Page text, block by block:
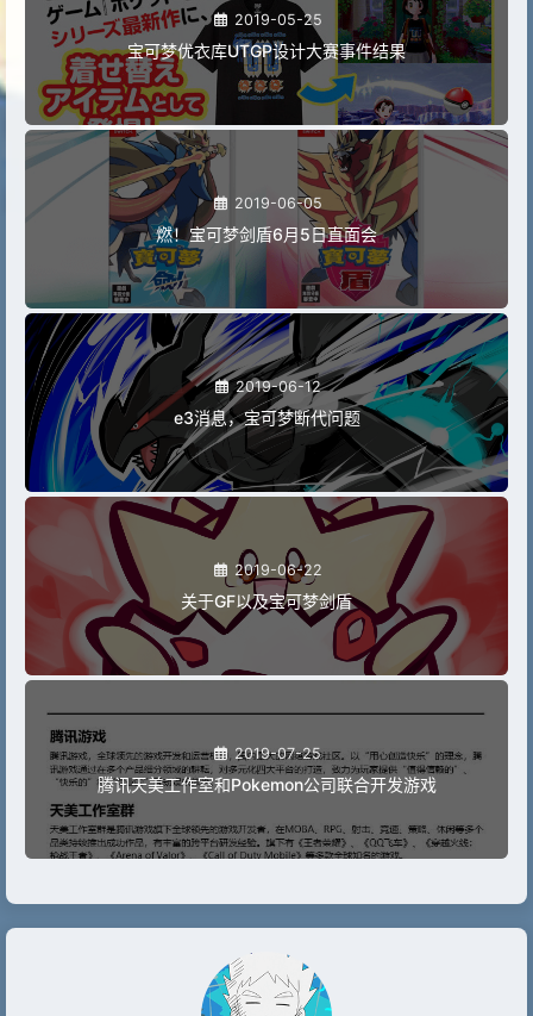
2019-05-25
宝可梦优衣库UTGP设计大赛事件结果
2019-06-05
燃！宝可梦剑盾6月5日直面会
2019-06-12
e3消息，宝可梦断代问题
2019-06-22
关于GF以及宝可梦剑盾
2019-07-25
腾讯天美工作室和Pokemon公司联合开发游戏